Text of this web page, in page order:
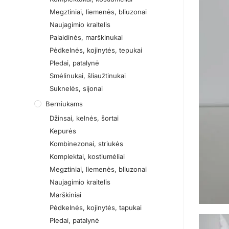
Megztiniai, liemenės, bliuzonai
Naujagimio kraitelis
Palaidinės, marškinukai
Pėdkelnės, kojinytės, tepukai
Pledai, patalynė
Smėlinukai, šliaužtinukai
Suknelės, sijonai
Berniukams
Džinsai, kelnės, šortai
Kepurės
Kombinezonai, striukės
Komplektai, kostiumėliai
Megztiniai, liemenės, bliuzonai
Naujagimio kraitelis
Marškiniai
Pėdkelnės, kojinytės, tapukai
Pledai, patalynė